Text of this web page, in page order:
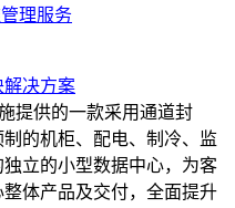
理服务
解决方案
提供的一款采用通道封
的机柜、配电、制冷、监
立的小型数据中心，为客
体产品及交付，全面提升